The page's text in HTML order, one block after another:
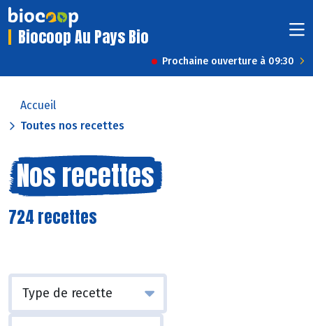
Biocoop Au Pays Bio
Prochaine ouverture à 09:30
Accueil
Toutes nos recettes
Nos recettes
724 recettes